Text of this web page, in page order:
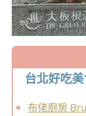
台北好吃美
布佬廚房